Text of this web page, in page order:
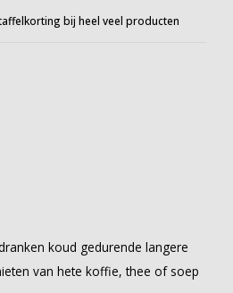
bij heel veel producten
koud gedurende langere
van hete koffie, thee of soep